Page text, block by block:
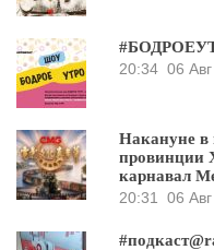
20:34 06
Накануне в
провинции
карнавал
20:31
06